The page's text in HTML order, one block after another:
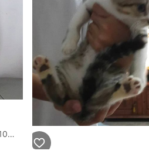
❤️ขายสก๊อตติช โฟลด์ พันธ์แท้ 100%